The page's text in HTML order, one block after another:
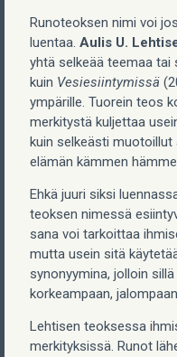
Runoteoksen nimi voi
luentaa. Aulis U.
yhtä selkeää teemaa tai
kuin Vesiesiintymissä
ympärille. Tuorein teos
merkitystä kuljettaa
kuin selkeästi muotoillut
elämän kämmen
Ehkä juuri siksi
teoksen nimessä
sana voi tarkoittaa
mutta usein sitä
synonyymina, jolloin
korkeampaan,
Lehtisen teoksessa
merkityksissä. Runot